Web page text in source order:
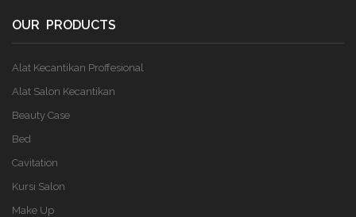
OUR PRODUCTS
Alat Kecantikan Proffesional
Alat Salon Kecantikan
Beauty Case
Bed
Cavitation
Kursi Salon
Make Up